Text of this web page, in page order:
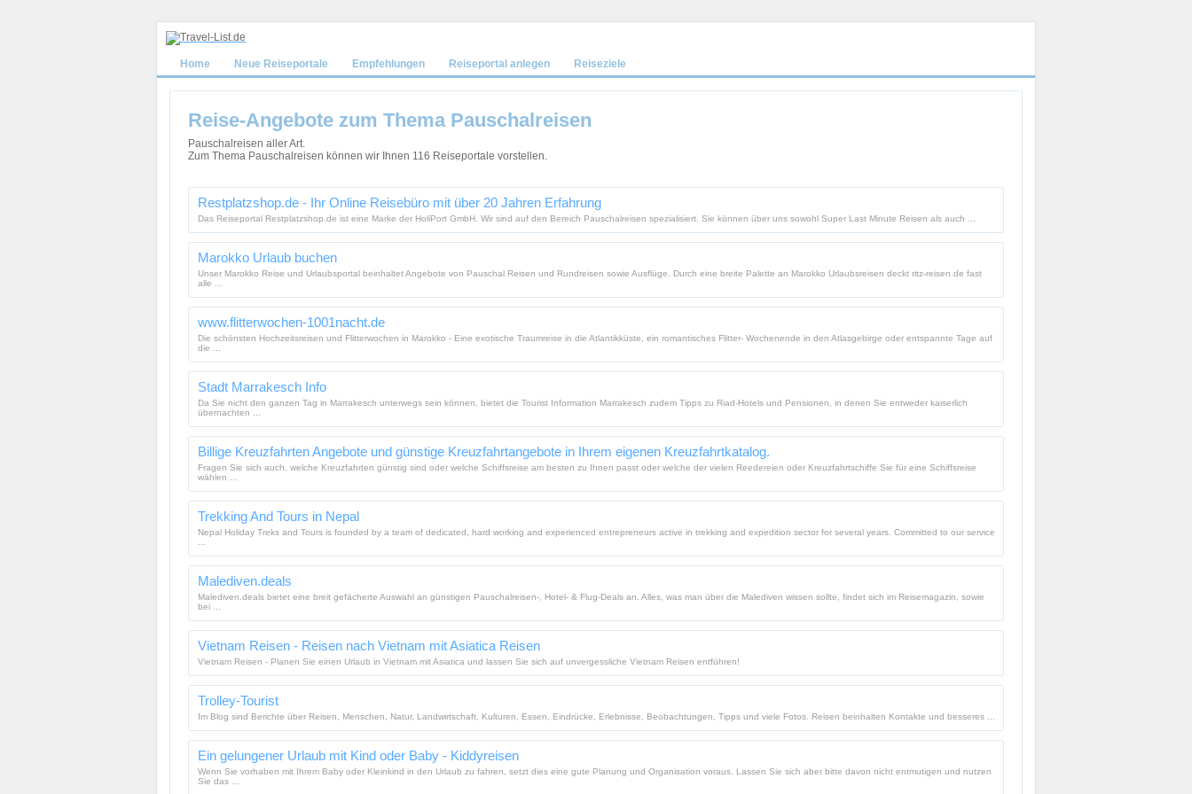
Home Neue Reiseportale Empfehlungen Reiseportal anlegen Reiseziele
Reise-Angebote zum Thema Pauschalreisen
Pauschalreisen aller Art.
Zum Thema Pauschalreisen können wir Ihnen 116 Reiseportale vorstellen.
Restplatzshop.de - Ihr Online Reisebüro mit über 20 Jahren Erfahrung
Das Reiseportal Restplatzshop.de ist eine Marke der HoliPort GmbH. Wir sind auf den Bereich Pauschalreisen spezialisiert. Sie können über uns sowohl Super Last Minute Reisen als auch ...
Marokko Urlaub buchen
Unser Marokko Reise und Urlaubsportal beinhaltet Angebote von Pauschal Reisen und Rundreisen sowie Ausflüge. Durch eine breite Palette an Marokko Urlaubsreisen deckt ritz-reisen.de fast
alle ...
www.flitterwochen-1001nacht.de
Die schönsten Hochzeitsreisen und Flitterwochen in Marokko - Eine exotische Traumreise in die Atlantikküste, ein romantisches Flitter- Wochenende in den Atlasgebirge oder entspannte Tage auf
die ...
Stadt Marrakesch Info
Da Sie nicht den ganzen Tag in Marrakesch unterwegs sein können, bietet die Tourist Information Marrakesch zudem Tipps zu Riad-Hotels und Pensionen, in denen Sie entweder kaiserlich
übernachten ...
Billige Kreuzfahrten Angebote und günstige Kreuzfahrtangebote in Ihrem eigenen Kreuzfahrtkatalog.
Fragen Sie sich auch, welche Kreuzfahrten günstig sind oder welche Schiffsreise am besten zu Ihnen passt oder welche der vielen Reedereien oder Kreuzfahrtschiffe Sie für eine Schiffsreise
wählen ...
Trekking And Tours in Nepal
Nepal Holiday Treks and Tours is founded by a team of dedicated, hard working and experienced entrepreneurs active in trekking and expedition sector for several years. Committed to our service
Malediven.deals
Malediven.deals bietet eine breit gefächerte Auswahl an günstigen Pauschalreisen-, Hotel- & Flug-Deals an. Alles, was man über die Malediven wissen sollte, findet sich im Reisemagazin, sowie
bei ...
Vietnam Reisen - Reisen nach Vietnam mit Asiatica Reisen
Vietnam Reisen - Planen Sie einen Urlaub in Vietnam mit Asiatica und lassen Sie sich auf unvergessliche Vietnam Reisen entführen!
Trolley-Tourist
Im Blog sind Berichte über Reisen, Menschen, Natur, Landwirtschaft, Kulturen, Essen, Eindrücke, Erlebnisse, Beobachtungen, Tipps und viele Fotos. Reisen beinhalten Kontakte und besseres ...
Ein gelungener Urlaub mit Kind oder Baby - Kiddyreisen
Wenn Sie vorhaben mit Ihrem Baby oder Kleinkind in den Urlaub zu fahren, setzt dies eine gute Planung und Organisation voraus. Lassen Sie sich aber bitte davon nicht entmutigen und nutzen
Sie das ...